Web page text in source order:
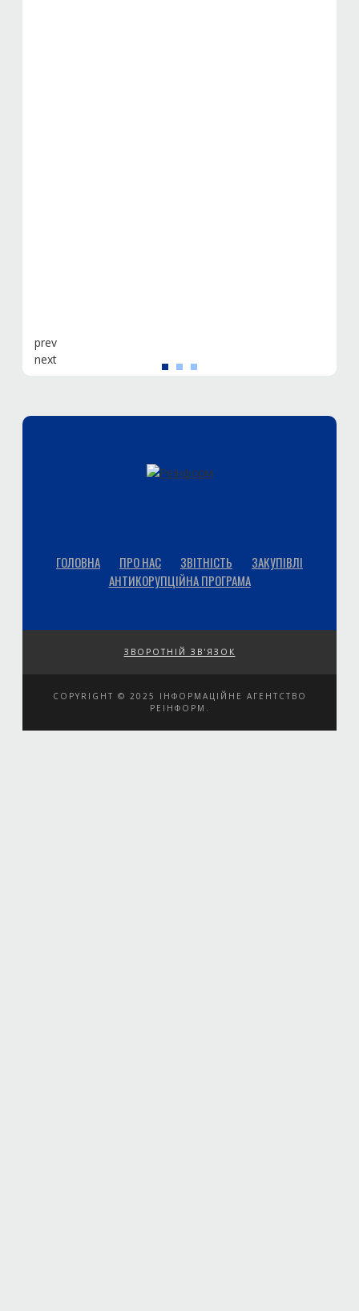
prev
next
ГОЛОВНА ПРО НАС ЗВІТНІСТЬ
ЗАКУПІВЛІ
АНТИКОРУПЦІЙНА ПРОГРАМА
ЗВОРОТНІЙ ЗВ'ЯЗОК
COPYRIGHT © 2025 ІНФОРМАЦІЙНЕ АГЕНТСТВО
РЕІНФОРМ.